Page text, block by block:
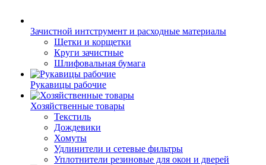
Зачистной интструмент и расходные материалы
Щетки и корщетки
Круги зачистные
Шлифовальная бумага
Рукавицы рабочие
Хозяйственные товары
Текстиль
Дождевики
Хомуты
Удлинители и сетевые фильтры
Уплотнители резиновые для окон и дверей